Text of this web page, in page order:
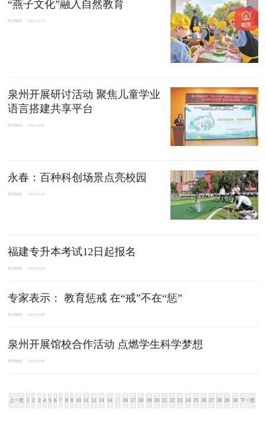
“燕子文化”融入自然教育
泉州晚报 2024-12-10
泉州开展研讨活动 聚焦儿童学业
语言搭建共享平台
泉州晚报 2024-12-09
永春：百种科创场景点亮校园
泉州晚报 2024-12-09
福建专升本考试12日起报名
泉州晚报 2024-12-09
专家表示： 教育惩戒 在“戒”不在“惩”
泉州晚报 2024-12-09
泉州开展馆校合作活动 点燃学生科学梦想
泉州晚报 2024-12-09
上一页 1 2 3 4 5 6 7 8 9 10 11 12 13 14 16 17 18 19 20 21 22 23 24 25 26 27 28 29 30 下一页